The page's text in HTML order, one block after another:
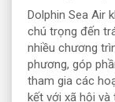
Dolphin Sea Air
chú trọng đến
nhiều chương
phương, góp
tham gia các
kết với xã hội và